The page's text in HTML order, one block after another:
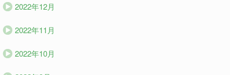
2022年12月
2022年11月
2022年10月